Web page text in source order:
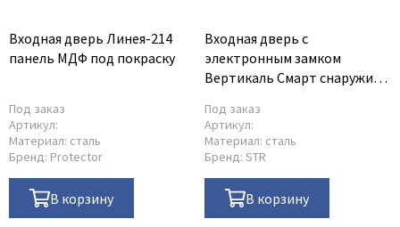
Входная дверь Линея-214
панель МДФ под покраску
Под заказ
Артикул:
Материал: сталь
Бренд: Protector
В корзину
Входная дверь с
электронным замком
Вертикаль Смарт снаружи
морёный внутри панель под
покраску
Под заказ
Артикул:
Материал: сталь
Бренд: STR
В корзину